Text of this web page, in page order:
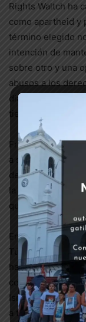
Rights Waltch ha
como apartheid y
término elegido
intención de
sobre otro y una
abusos a los
diariamente lucha
tierras y recursos
Frente a esas
a señalar el “uso
del estado israelí
la política de
que cuestiona la
En países como
Túnez y en
han realizado
contra las
Israel, llamando a
a todos los